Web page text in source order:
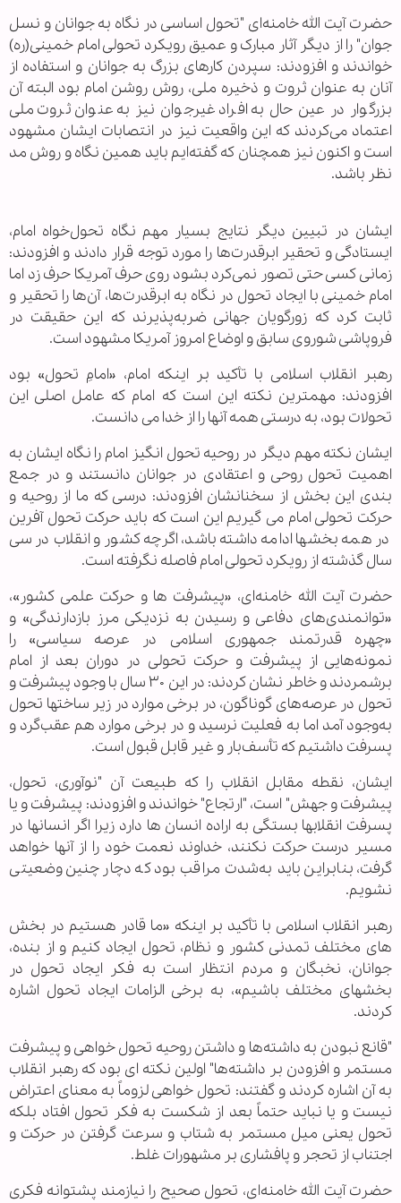
حضرت آیت‌ الله خامنه‌ای "تحول اساسی در نگاه به جوانان و نسل
جوان" را از دیگر آثار مبارک و عمیق رویکرد تحولی امام خمینی(ره)
خواندند و افزودند: سپردن کارهای بزرگ به جوانان و استفاده از
آنان به عنوان ثروت و ذخیره ملی، روش روشن امام بود البته آن
بزرگوار در عین حال به افراد غیرجوان نیز به عنوان ثروت ملی
اعتماد می‌کردند که این واقعیت نیز در انتصابات ایشان مشهود
است و اکنون نیز همچنان که گفته‌ایم باید همین نگاه و روش مد
نظر باشد.
ایشان در تبیین دیگر نتایج بسیار مهم نگاه تحول‌خواه امام،
ایستادگی و تحقیر ابرقدرت‌ها را مورد توجه قرار دادند و افزودند:
زمانی کسی حتی تصور نمی‌کرد بشود روی حرف آمریکا حرف زد اما
امام خمینی با ایجاد تحول در نگاه به ابرقدرت‌ها، آن‌ها را تحقیر و
ثابت کرد که زورگویان جهانی ضربه‌پذیرند که این حقیقت در
فروپاشی شوروی سابق و اوضاع امروز آمریکا مشهود است.
رهبر انقلاب اسلامی با تأکید بر اینکه امام، «امامِ تحول» بود
افزودند: مهمترین نکته این است که امام که عامل اصلی این
تحولات بود، به درستی همه آنها را از خدا می دانست.
ایشان نکته مهم دیگر در روحیه تحول انگیز امام را نگاه ایشان به
اهمیت تحول روحی و اعتقادی در جوانان دانستند و در جمع
بندی این بخش از سخنانشان افزودند: درسی که ما از روحیه و
حرکت تحولی امام می گیریم این است که باید حرکت تحول آفرین
در همه بخشها ادامه داشته باشد، اگرچه کشور و انقلاب در سی
سال گذشته از رویکرد تحولی امام فاصله نگرفته است.
حضرت آیت الله خامنه‌ای، «پیشرفت ها و حرکت علمی کشور»،
«توانمندی‌های دفاعی و رسیدن به نزدیکی مرز بازدارندگی» و
«چهره قدرتمند جمهوری اسلامی در عرصه سیاسی» را
نمونه‌هایی از پیشرفت و حرکت تحولی در دوران بعد از امام
برشمردند و خاطر نشان کردند: در این ۳۰ سال با وجود پیشرفت و
تحول در عرصه‌های گوناگون، در برخی موارد در زیر ساختها تحول
به‌وجود آمد اما به فعلیت نرسید و در برخی موارد هم عقب‌گرد و
پسرفت داشتیم که تأسف‌بار و غیر قابل قبول است.
ایشان، نقطه مقابل انقلاب را که طبیعت آن "نوآوری، تحول،
پیشرفت و جهش" است، "ارتجاع" خواندند و افزودند: پیشرفت و یا
پسرفت انقلابها بستگی به اراده انسان ها دارد زیرا اگر انسانها در
مسیر درست حرکت نکنند، خداوند نعمت خود را از آنها خواهد
گرفت، بنابراین باید به‌شدت مراقب بود که دچار چنین وضعیتی
نشویم.
رهبر انقلاب اسلامی با تأکید بر اینکه «ما قادر هستیم در بخش
های مختلف تمدنی کشور و نظام، تحول ایجاد کنیم و از بنده،
جوانان، نخبگان و مردم انتظار است به فکر ایجاد تحول در
بخشهای مختلف باشیم»، به برخی الزامات ایجاد تحول اشاره
کردند.
"قانع نبودن به داشته‌ها و داشتن روحیه تحول خواهی و پیشرفت
مستمر و افزودن بر داشته‌ها" اولین نکته ای بود که رهبر انقلاب
به آن اشاره کردند و گفتند: تحول خواهی لزوماً به معنای اعتراض
نیست و یا نباید حتماً بعد از شکست به فکر تحول افتاد بلکه
تحول یعنی میل مستمر به شتاب و سرعت گرفتن در حرکت و
اجتناب از تحجر و پافشاری بر مشهورات غلط.
حضرت آیت الله خامنه‌ای، تحول صحیح را نیازمند پشتوانه فکری